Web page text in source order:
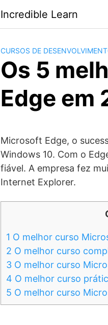
Incredible Learn
CURSOS DE
Os 5
Edge em
Microsoft Edge, o
Windows 10. Com o
fiável. A empresa fez
Internet Explorer.
1 O melhor curso
2 O melhor curso
3 O melhor curso
4 O melhor curso
5 O melhor curso